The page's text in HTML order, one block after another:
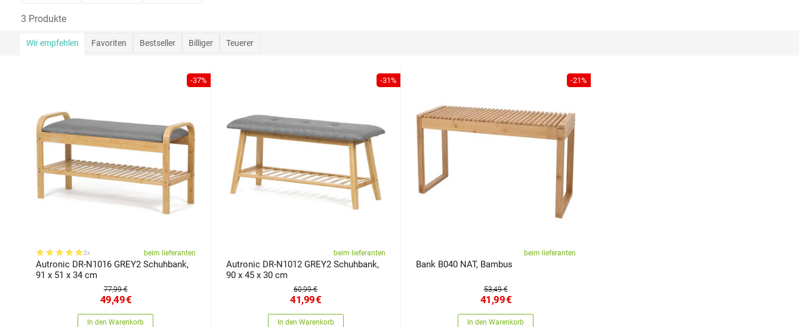
3 Produkte
Wir empfehlen Favoriten Bestseller Billiger Teuerer
-37%
2x beim lieferanten
Autronic DR-N1016 GREY2 Schuhbank,
91 x 51 x 34 cm
77,99 €
49,49€
In den Warenkorb
-31%
beim lieferanten
Autronic DR-N1012 GREY2 Schuhbank,
90 x 45 x 30 cm
60,99 €
41,99€
In den Warenkorb
-21%
beim lieferanten
Bank B040 NAT, Bambus
53,49 €
41,99€
In den Warenkorb